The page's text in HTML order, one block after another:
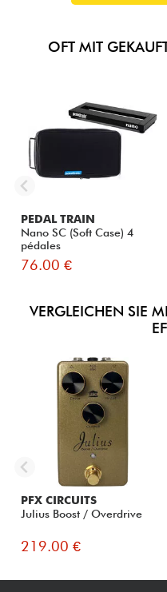
OFT MIT
PEDAL TRAIN
Nano SC (Soft Case) 4
pédales
76.00 €
VERGLEICHEN SIE
PFX CIRCUITS
Julius Boost / Overdrive
219.00 €